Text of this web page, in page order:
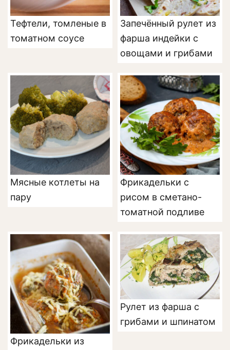
Тефтели, томленые в
томатном соусе
Запечённый рулет из
фарша индейки с
овощами и грибами
Мясные котлеты на
пару
Фрикадельки с
рисом в сметано-
томатной подливе
Фрикадельки из
Рулет из фарша с
грибами и шпинатом